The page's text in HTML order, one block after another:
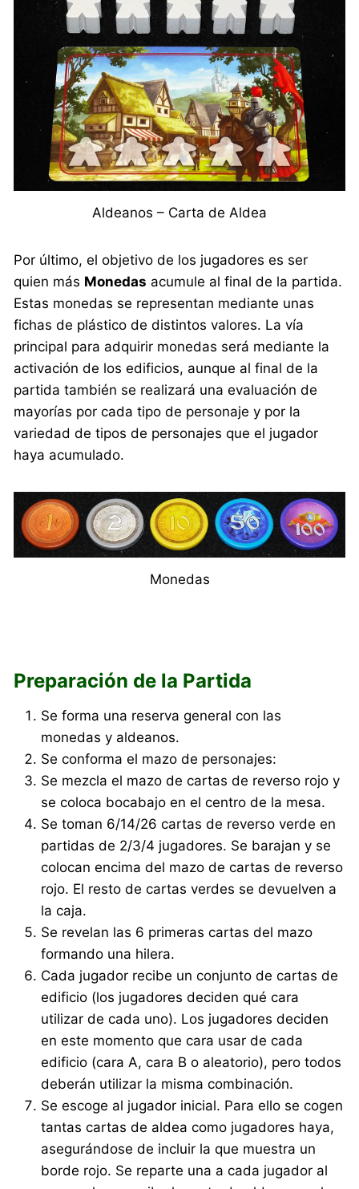
Aldeanos – Carta de Aldea
Por último, el objetivo de los jugadores es ser
quien más Monedas acumule al final de la partida.
Estas monedas se representan mediante unas
fichas de plástico de distintos valores. La vía
principal para adquirir monedas será mediante la
activación de los edificios, aunque al final de la
partida también se realizará una evaluación de
mayorías por cada tipo de personaje y por la
variedad de tipos de personajes que el jugador
haya acumulado.
Monedas
Preparación de la Partida
Se forma una reserva general con las
monedas y aldeanos.
Se conforma el mazo de personajes:
Se mezcla el mazo de cartas de reverso rojo y
se coloca bocabajo en el centro de la mesa.
Se toman 6/14/26 cartas de reverso verde en
partidas de 2/3/4 jugadores. Se barajan y se
colocan encima del mazo de cartas de reverso
rojo. El resto de cartas verdes se devuelven a
la caja.
Se revelan las 6 primeras cartas del mazo
formando una hilera.
Cada jugador recibe un conjunto de cartas de
edificio (los jugadores deciden qué cara
utilizar de cada uno). Los jugadores deciden
en este momento que cara usar de cada
edificio (cara A, cara B o aleatorio), pero todos
deberán utilizar la misma combinación.
Se escoge al jugador inicial. Para ello se cogen
tantas cartas de aldea como jugadores haya,
asegurándose de incluir la que muestra un
borde rojo. Se reparte una a cada jugador al